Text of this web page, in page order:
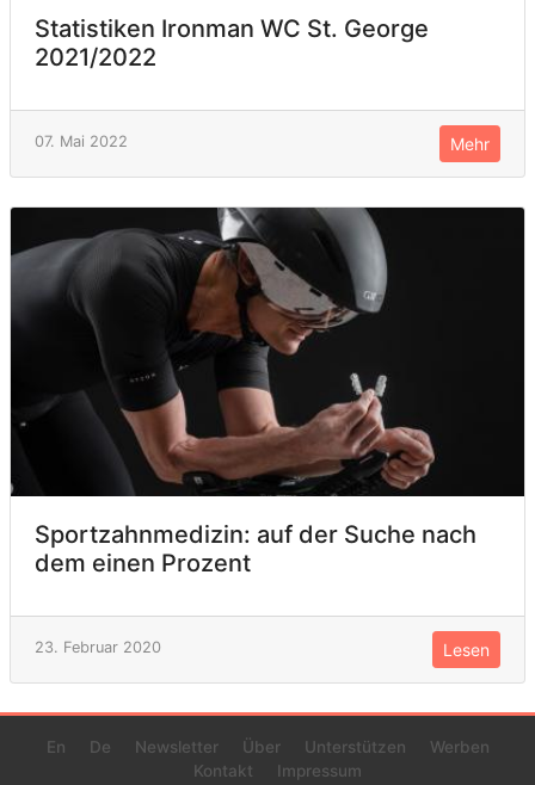
Statistiken Ironman WC St. George
2021/2022
07. Mai 2022 Mehr
Sportzahnmedizin: auf der Suche nach
dem einen Prozent
23. Februar 2020 Lesen
En De Newsletter Über Unterstützen
Werben
Kontakt
Impressum